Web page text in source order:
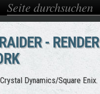
Suche
- RENDER
Dynamics/Square Enix.